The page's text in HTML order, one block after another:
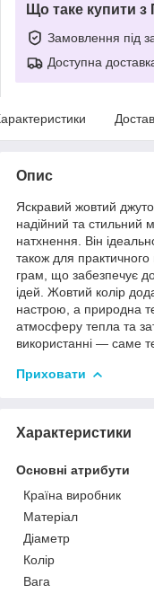
Що таке купити
Замовлення під
Доступна
Опис
Яскравий жовтий
надійний та стильний
натхнення. Він
також для
грам, що забезпечує
ідей. Жовтий колір
настрою, а природна
атмосферу тепла та
використанні — саме
Приховати
Характеристики
Основні атрибути
Країна виробник
Матеріал
Діаметр
Колір
Вага